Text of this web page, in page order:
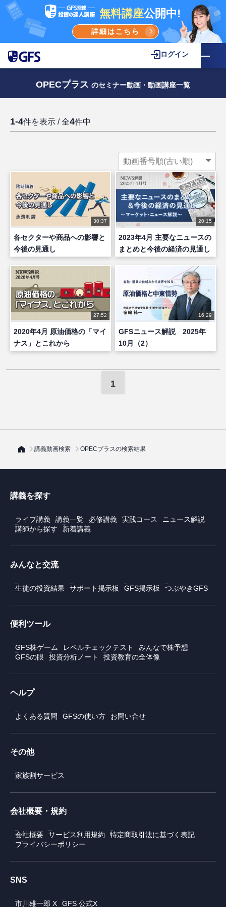
無料講座公開中!
詳細はこちら
ログイン
OPECプラス のセミナー動画・動画講座一覧
1-4件を表示 / 全4件中
30:37
各セクターや商品への影響と
今後の見通し
20:15
2023年4月 主要なニュースの
まとめと今後の経済の見通し
27:52
2020年4月 原油価格の「マイ
ナス」とこれから
16:29
GFSニュース解説 2025年
10月（2）
1
講義動画検索 OPECプラスの検索結果
講義を探す
ライブ講義 講義一覧 必修講義 実践コース
ニュース解説
講師から探す
新着講義
みんなと交流
生徒の投資結果 サポート掲示板 GFS掲示板 つぶやきGFS
便利ツール
GFS株ゲーム レベルチェックテスト
みんなで株予想
GFSの眼
投資分析ノート 投資教育の全体像
ヘルプ
よくある質問 GFSの使い方 お問い合せ
その他
家族割サービス
会社概要・規約
会社概要 サービス利用規約
特定商取引法に基づく表記
プライバシーポリシー
SNS
市川雄一郎 X GFS 公式X